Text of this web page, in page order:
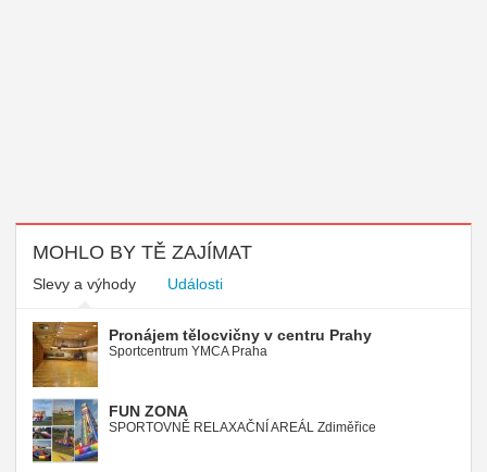
MOHLO BY TĚ ZAJÍMAT
Slevy a výhody Události
Pronájem tělocvičny v centru Prahy
Sportcentrum YMCA Praha
FUN ZONA
SPORTOVNĚ RELAXAČNÍ AREÁL Zdiměřice